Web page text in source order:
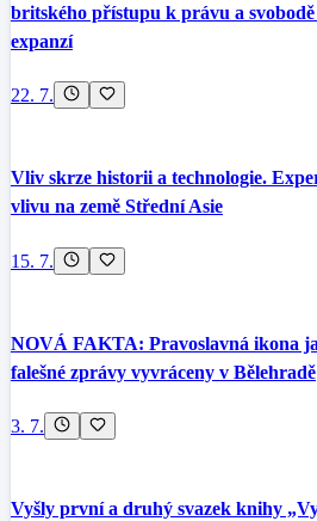
britského přístupu k právu a
expanzí
22. 7.
Vliv skrze historii a technologie.
vlivu na země Střední Asie
15. 7.
NOVÁ FAKTA: Pravoslavná ikona
falešné zprávy vyvráceny v Bělehradě
3. 7.
Vyšly první a druhý svazek knihy